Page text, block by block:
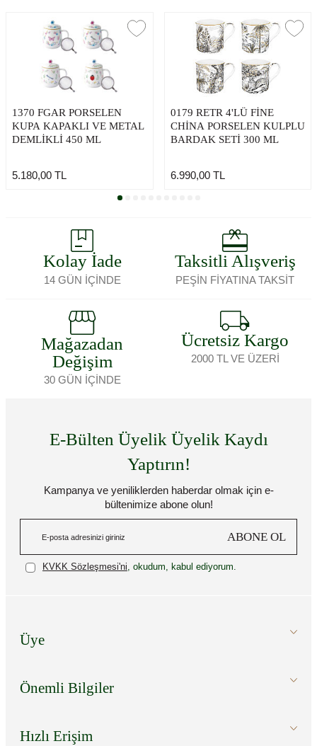
1370 FGAR PORSELEN
KUPA KAPAKLI VE METAL
DEMLIKLI 450 ML
5.180,00 TL
0179 RETR 4'LÜ FINE
CHINA PORSELEN KULPLU
BARDAK SETI 300 ML
6.990,00TL
Kolay İade
14 GÜN İÇİNDE
Taksitli Alışveriş
PEŞİN FİYATINA TAKSİT
Mağazadan
Değişim
30 GÜN İÇİNDE
Ücretsiz Kargo
2000 TL VE ÜZERİ
E-Bülten Üyelik Üyelik Kaydı
Yaptırın!
Kampanya ve yeniliklerden haberdar olmak için e-
bültenimize abone olun!
ABONE OL
KVKK Sözleşmesi'ni, okudum, kabul ediyorum.
Üye
Önemli Bilgiler
Hızlı Erişim